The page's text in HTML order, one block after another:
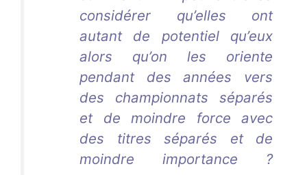
considérer qu’elles ont
autant de potentiel qu’eux
alors qu’on les oriente
pendant des années vers
des championnats séparés
et de moindre force avec
des titres séparés et de
moindre importance ?